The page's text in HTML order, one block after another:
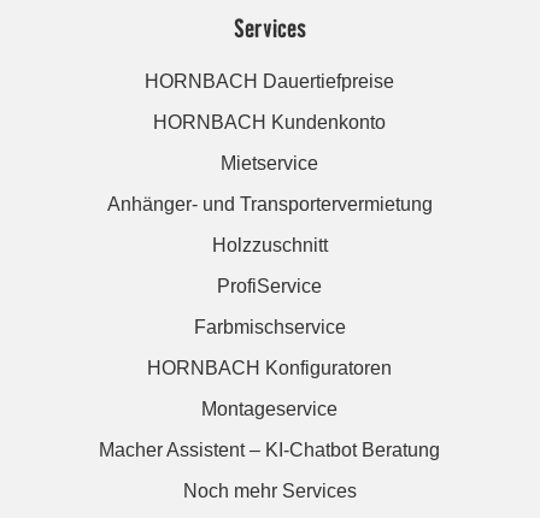
Services
HORNBACH Dauertiefpreise
HORNBACH Kundenkonto
Mietservice
Anhänger- und Transportervermietung
Holzzuschnitt
ProfiService
Farbmischservice
HORNBACH Konfiguratoren
Montageservice
Macher Assistent – KI-Chatbot Beratung
Noch mehr Services